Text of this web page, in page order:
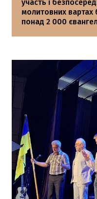
участь і
молитовних вартах
понад 2 000